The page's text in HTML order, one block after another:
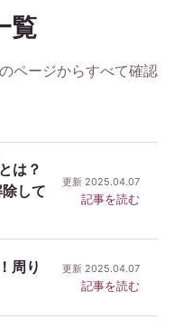
覧
ページからすべて確認
は？
して
更新 2025.04.07
記事を読む
周り
更新 2025.04.07
記事を読む